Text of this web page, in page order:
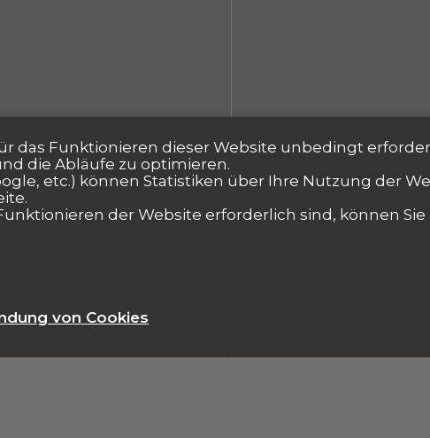
das Funktionieren dieser Website unbedingt
die Abläufe zu optimieren.
etc.) können Statistiken über Ihre Nutzung der
der Website erforderlich sind, können
von Cookies